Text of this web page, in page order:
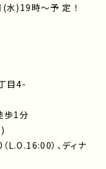
)19時～予 定 ！
目4-
歩1分
）、ディナ